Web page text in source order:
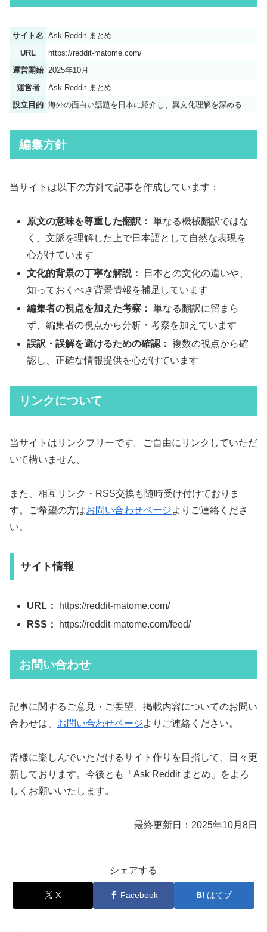
サイト名 Ask Reddit まとめ
URL
https://reddit-matome.com/
運営開始 2025年10月
運営者
Ask Reddit まとめ
設立目的 海外の面白い話題を日本に紹介し、異文化理解を深める
編集方針
当サイトは以下の方針で記事を作成しています：
原文の意味を尊重した翻訳： 単なる機械翻訳ではな
く、文脈を理解した上で日本語として自然な表現を
心がけています
文化的背景の丁寧な解説：
日本との文化の違いや、
知っておくべき背景情報を補足しています
編集者の視点を加えた考察： 単なる翻訳に留まら
ず、編集者の視点から分析・考察を加えています
誤訳・誤解を避けるための確認： 複数の視点から確
認し、正確な情報提供を心がけています
リンクについて
当サイトはリンクフリーです。ご自由にリンクしていただ
いて構いません。
また、相互リンク・RSS交換も随時受け付けておりま
す。ご希望の方はお問い合わせページよりご連絡くださ
い。
サイト情報
URL：
https://reddit-matome.com/
RSS：
https://reddit-matome.com/feed/
お問い合わせ
記事に関するご意見・ご要望、掲載内容についてのお問い
合わせは、 お問い合わせページよりご連絡ください。
皆様に楽しんでいただけるサイト作りを目指して、日々更
新しております。今後とも「Ask Reddit まとめ」をよろ
しくお願いいたします。
最終更新日：2025年10月8日
シェアする
X Facebook はてブ